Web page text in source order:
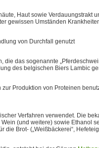
Haut sowie Verdauungstrakt
gewissen Umständen
von Durchfall genutzt
die das sogenannte
des belgischen Biers Lambic
Produktion von Proteinen
Verfahren verwendet. Die
(und weitere) sowie Ethanol
die Brot- („Weißbäckerei“,